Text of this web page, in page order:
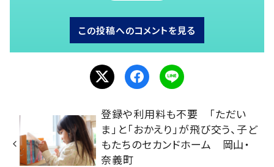
この投稿へのコメントを見る
登録や利用料も不要 「ただい
ま」と「おかえり」が飛び交う、子ど
もたちのセカンドホーム 岡山・
奈義町